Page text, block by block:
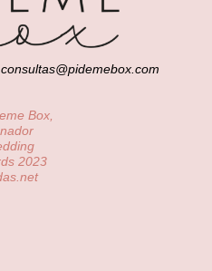
consultas@pidemebox.com